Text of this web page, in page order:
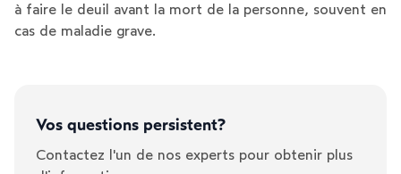
à faire le deuil avant la mort de la personne, souvent en
cas de maladie grave.
Vos questions persistent?
Contactez l'un de nos experts pour obtenir plus